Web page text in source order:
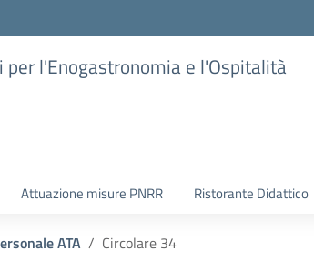
l'Enogastronomia e l'Ospitalità
Attuazione misure PNRR Ristorante Didattico
ATA Circolare 34